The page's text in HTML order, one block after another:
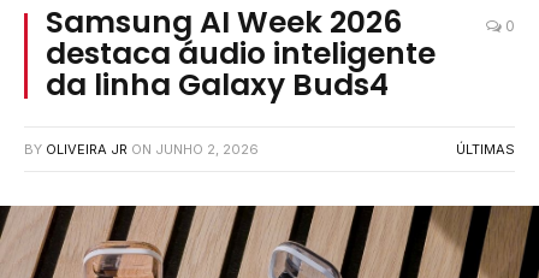
Samsung AI Week 2026
destaca áudio inteligente
da linha Galaxy Buds4
0
BY OLIVEIRA JR ON JUNHO 2, 2026 ÚLTIMAS